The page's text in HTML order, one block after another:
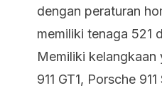
dengan peraturan
memiliki tenaga 521
Memiliki kelangkaan
911 GT1, Porsche